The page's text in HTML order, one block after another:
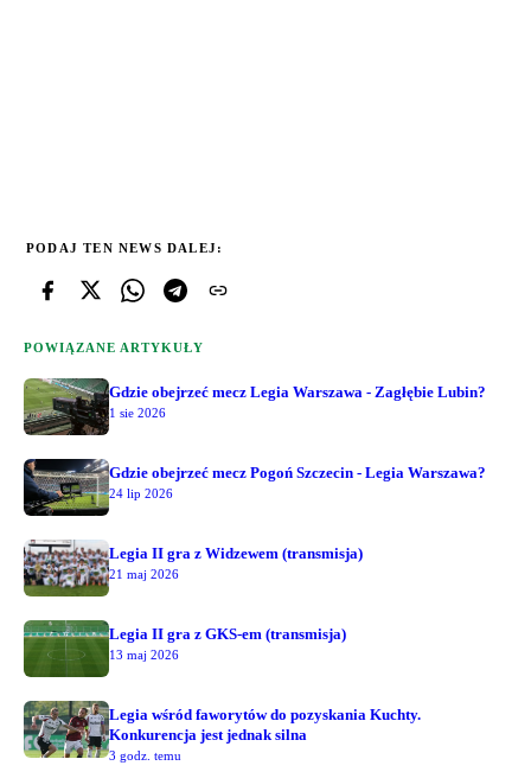
PODAJ TEN NEWS DALEJ:
POWIĄZANE ARTYKUŁY
Gdzie obejrzeć mecz Legia Warszawa - Zagłębie Lubin?
1 sie 2026
Gdzie obejrzeć mecz Pogoń Szczecin - Legia Warszawa?
24 lip 2026
Legia II gra z Widzewem (transmisja)
21 maj 2026
Legia II gra z GKS-em (transmisja)
13 maj 2026
Legia wśród faworytów do pozyskania Kuchty.
Konkurencja jest jednak silna
3 godz. temu